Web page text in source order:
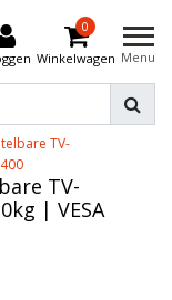
0
Winkelwagen Menu
TV-
TV-
| VESA